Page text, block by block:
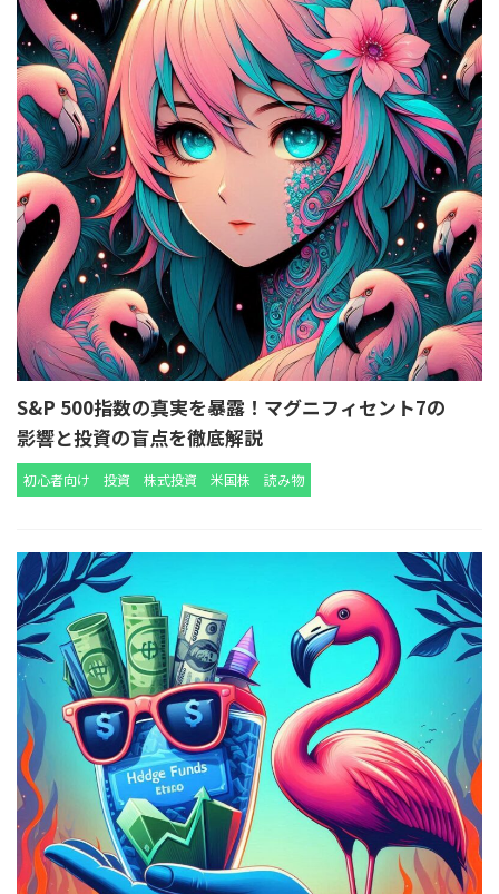
S&P 500指数の真実を暴露！マグニフィセント7の
影響と投資の盲点を徹底解説
初心者向け 投資 株式投資 米国株 読み物